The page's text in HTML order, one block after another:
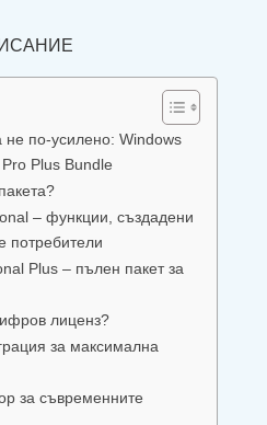
не по-усилено: Windows
Plus Bundle
– функции, създадени
потребители
Plus – пълен пакет за
лиценз?
за максимална
за съвременните